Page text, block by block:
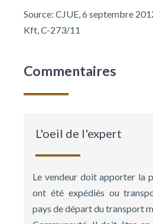
Source: CJUE, 6 septembre
Kft, C-273/11
Commentaires
L'oeil de l'expert
Le vendeur doit apporter la
ont été expédiés ou
pays de départ du transport